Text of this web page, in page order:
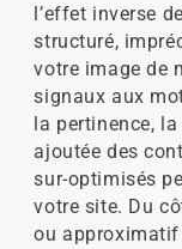
l’effet inverse
structuré,
votre image de
signaux aux
la pertinence,
ajoutée des
sur-optimisés
votre site. Du
ou approximatif